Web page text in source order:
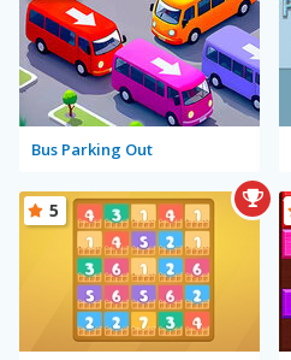
Bus Parking Out
5